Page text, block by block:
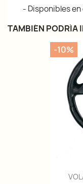
- Disponibles
TAMBIÉN PODRÍA
-10%